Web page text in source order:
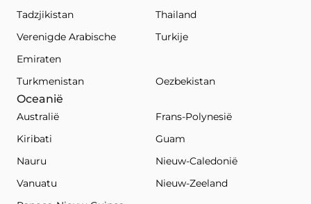
Tadzjikistan
Thailand
Verenigde Arabische
Emiraten
Turkije
Turkmenistan Oezbekistan
Oceanië
Australië
Frans-Polynesië
Kiribati
Guam
Nauru
Nieuw-Caledonië
Vanuatu
Nieuw-Zeeland